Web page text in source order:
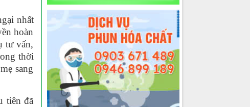
nhất
hoàn
tư vấn,
thời
sang
tiên đã